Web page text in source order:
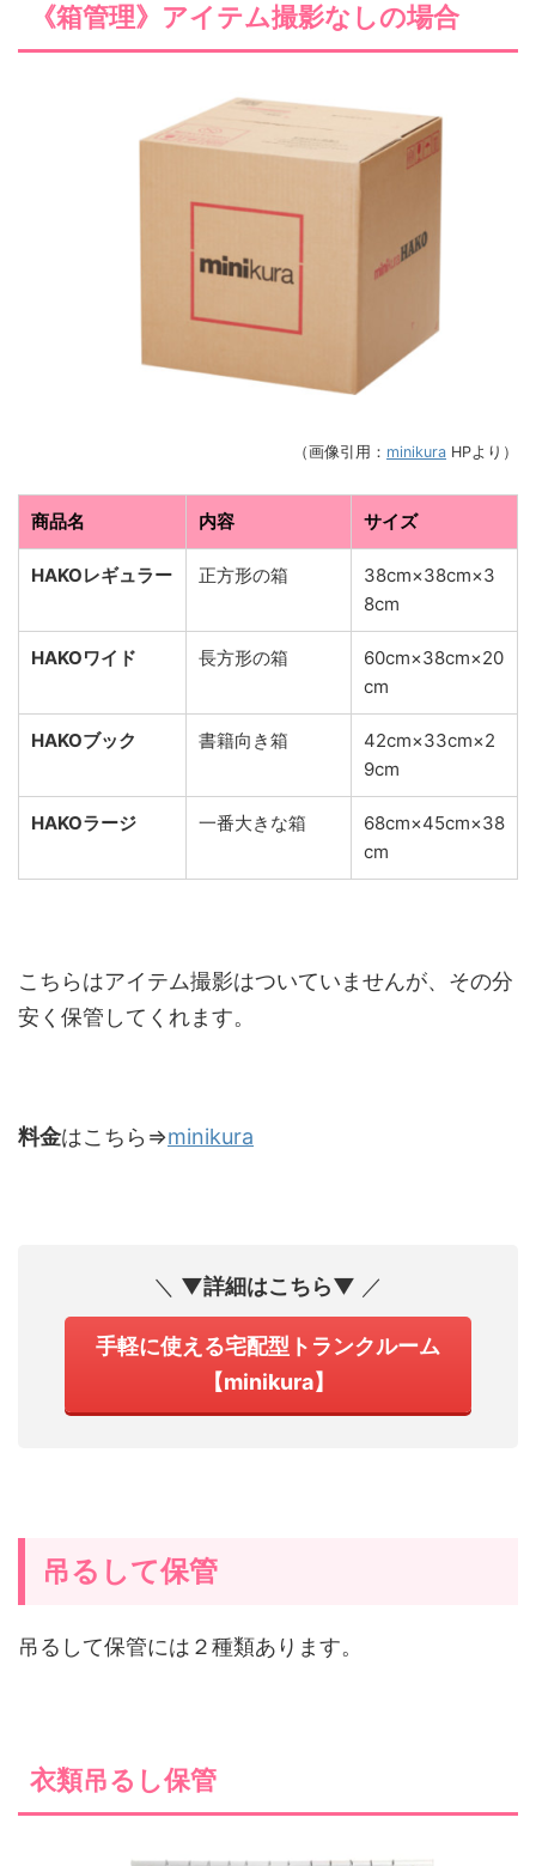
《箱管理》アイテム撮影なしの場合
（画像引用： minikura HPより）
商品名 内容 サイズ
HAKOレギュラー 正方形の箱
38cm×38cm×3
8cm
HAKOワイド 長方形の箱
60cm×38cm×20
cm
HAKOブック 書籍向き箱
42cm×33cm×2
9cm
HAKOラージ 一番大きな箱
68cm×45cm×38
cm
こちらはアイテム撮影はついていませんが、その分
安く保管してくれます。
料金はこちら⇒minikura
＼ ▼詳細はこちら▼ ／
手軽に使える宅配型トランクルーム
【minikura】
吊るして保管
吊るして保管には２種類あります。
衣類吊るし保管